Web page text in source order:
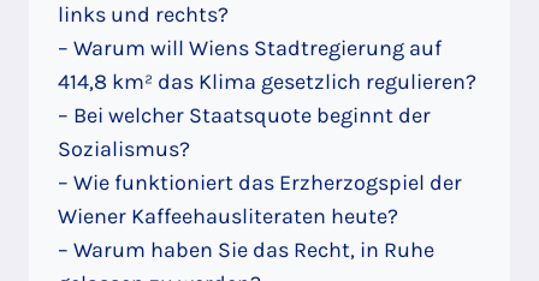
links und rechts?
– Warum will Wiens Stadtregierung auf
414,8 km² das Klima gesetzlich regulieren?
– Bei welcher Staatsquote beginnt der
Sozialismus?
– Wie funktioniert das Erzherzogspiel der
Wiener Kaffeehausliteraten heute?
– Warum haben Sie das Recht, in Ruhe